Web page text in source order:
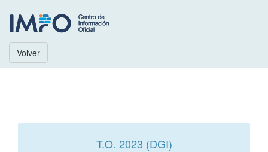
Volver
T.O. 2023 (DGI)